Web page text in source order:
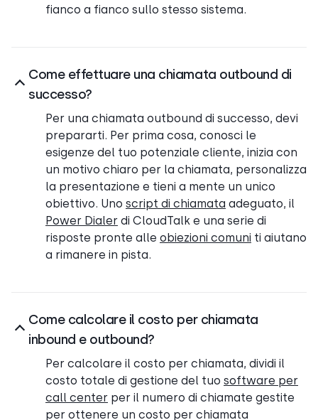
fianco a fianco sullo stesso sistema.
Come effettuare una chiamata outbound di
successo?
Per una chiamata outbound di successo, devi
prepararti. Per prima cosa, conosci le
esigenze del tuo potenziale cliente, inizia con
un motivo chiaro per la chiamata, personalizza
la presentazione e tieni a mente un unico
obiettivo. Uno script di chiamata adeguato, il
Power Dialer di CloudTalk e una serie di
risposte pronte alle obiezioni comuni ti aiutano
a rimanere in pista.
Come calcolare il costo per chiamata
inbound e outbound?
Per calcolare il costo per chiamata, dividi il
costo totale di gestione del tuo software per
call center per il numero di chiamate gestite
per ottenere un costo per chiamata